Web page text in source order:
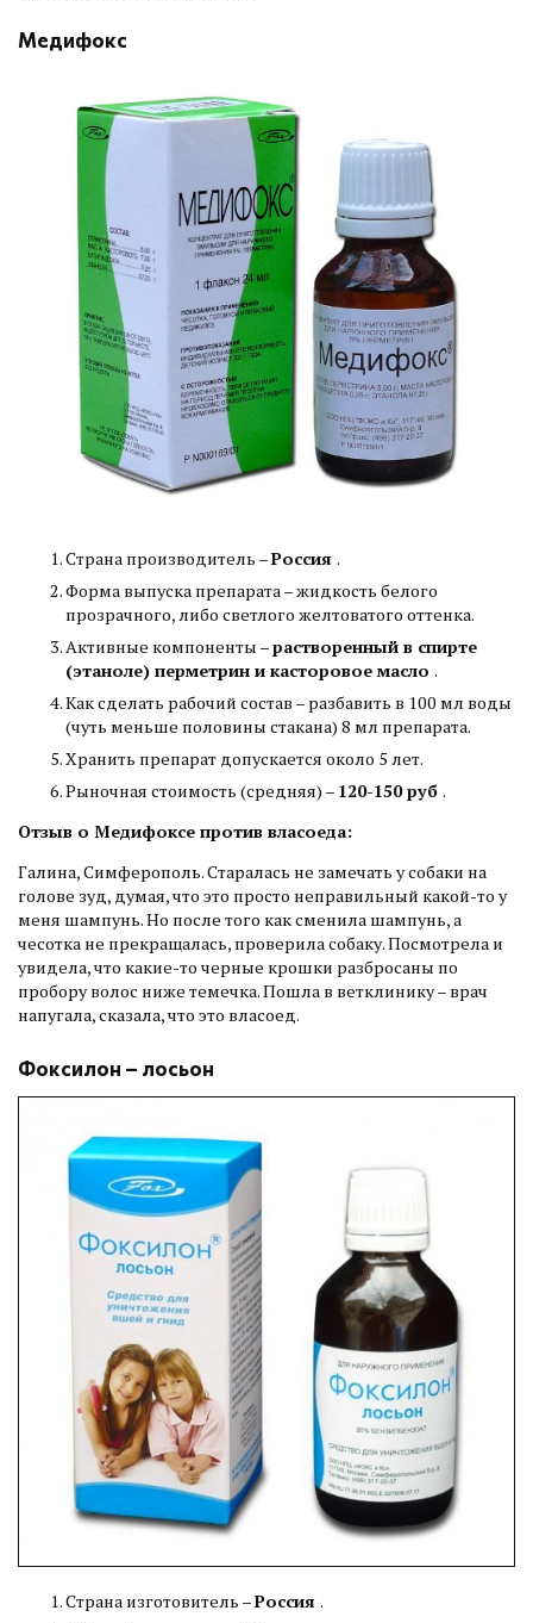
Медифокс
Страна производитель –Россия .
Форма выпуска препарата – жидкость белого
прозрачного, либо светлого желтоватого оттенка.
Активные компоненты –растворенный в спирте
(этаноле) перметрин и касторовое масло .
Как сделать рабочий состав – разбавить в 100 мл воды
(чуть меньше половины стакана) 8 мл препарата.
Хранить препарат допускается около 5 лет.
Рыночная стоимость (средняя) – 120-150 руб .
Отзыв о Медифоксе против власоеда:
Галина, Симферополь. Старалась не замечать у собаки на
голове зуд, думая, что это просто неправильный какой-то у
меня шампунь. Но после того как сменила шампунь, а
чесотка не прекращалась, проверила собаку. Посмотрела и
увидела, что какие-то черные крошки разбросаны по
пробору волос ниже темечка. Пошла в ветклинику – врач
напугала, сказала, что это власоед.
Фоксилон – лосьон
Страна изготовитель –Россия .